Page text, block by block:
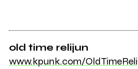
old time relijun
www.kpunk.com/